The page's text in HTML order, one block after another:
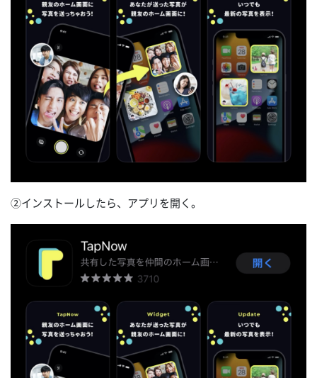
②インストールしたら、アプリを開く。